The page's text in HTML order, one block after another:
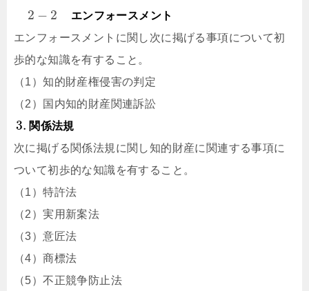
2 − 2
エンフォースメント
エンフォースメントに関し次に掲げる事項について初
歩的な知識を有すること。
（1）知的財産権侵害の判定
（2）国内知的財産関連訴訟
3. 関係法規
次に掲げる関係法規に関し知的財産に関連する事項に
ついて初歩的な知識を有すること。
（1）特許法
（2）実用新案法
（3）意匠法
（4）商標法
（5）不正競争防止法